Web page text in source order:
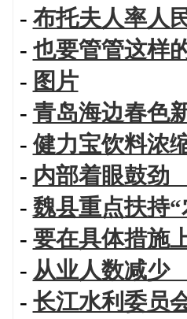
- 布托夫人率人
- 也要管管这样
- 图片
- 青岛海边春色
-健力宝饮料浓
- 内部着眼鼓劲
- 魏县重点扶持
- 要在具体措施
- 从业人数减少
- 长江水利委员